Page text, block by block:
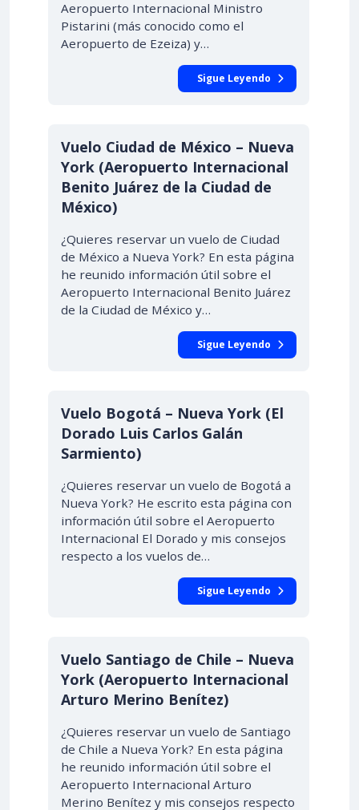
Aeropuerto Internacional Ministro
Pistarini (más conocido como el
Aeropuerto de Ezeiza) y…
Sigue Leyendo
Vuelo Ciudad de México – Nueva
York (Aeropuerto Internacional
Benito Juárez de la Ciudad de
México)
¿Quieres reservar un vuelo de Ciudad
de México a Nueva York? En esta página
he reunido información útil sobre el
Aeropuerto Internacional Benito Juárez
de la Ciudad de México y…
Sigue Leyendo
Vuelo Bogotá – Nueva York (El
Dorado Luis Carlos Galán
Sarmiento)
¿Quieres reservar un vuelo de Bogotá a
Nueva York? He escrito esta página con
información útil sobre el Aeropuerto
Internacional El Dorado y mis consejos
respecto a los vuelos de…
Sigue Leyendo
Vuelo Santiago de Chile – Nueva
York (Aeropuerto Internacional
Arturo Merino Benítez)
¿Quieres reservar un vuelo de Santiago
de Chile a Nueva York? En esta página
he reunido información útil sobre el
Aeropuerto Internacional Arturo
Merino Benítez y mis consejos respecto